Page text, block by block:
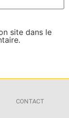
site dans le
CONTACT